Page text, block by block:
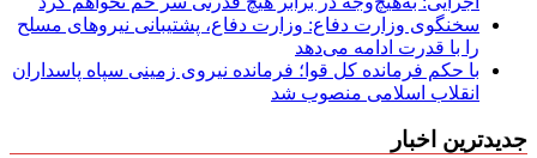
سخنگوی وزارت دفاع: وزارت دفاع، پشتیبانی نیرو‌های مسلح
را با قدرت ادامه می‌دهد
با حکم فرمانده کل قوا؛ فرمانده نیروی زمینی سپاه پاسداران
انقلاب اسلامی منصوب شد
جدیدترین اخبار